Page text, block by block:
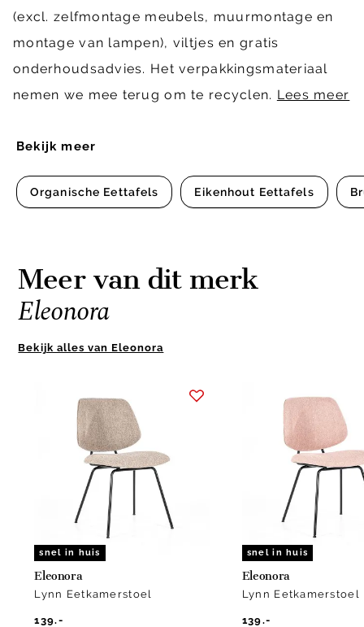
Bekijk meer
Organische Eettafels Eikenhout Eettafels
(excl. zelfmontage meubels, muurmontage en
montage van lampen), viltjes en gratis
onderhoudsadvies. Het verpakkingsmateriaal
nemen we mee terug om te recyclen. Lees meer
Meer van dit merk
Eleonora
Bekijk alles van Eleonora
snel in huis
Eleonora
Lynn Eetkamerstoel
139.-
snel in huis
Eleonora
Lynn Eetkamerstoel
139.-